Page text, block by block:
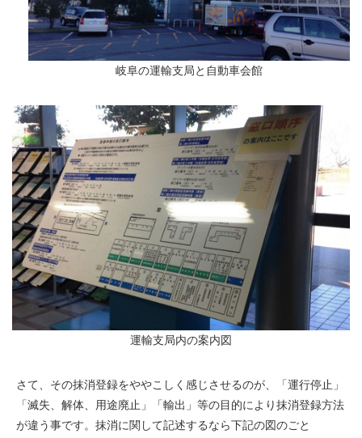
岐阜の運輸支局と自動車会館
運輸支局内の案内図
さて、その抹消登録をややこしく感じさせるのが、「運行停止」
「滅失、解体、用途廃止」「輸出」等の目的により抹消登録方法
が違う事です。抹消に関して記述するなら下記の図のごと